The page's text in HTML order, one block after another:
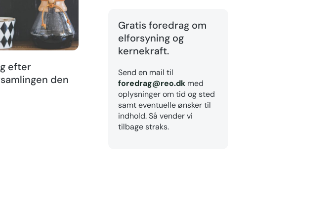
efter
den
Gratis foredrag om
elforsyning og
kernekraft.
Send en mail til
foredrag@reo.dkmed
oplysninger om tid og sted
samt eventuelle ønsker til
indhold. Så vender vi
tilbage straks.